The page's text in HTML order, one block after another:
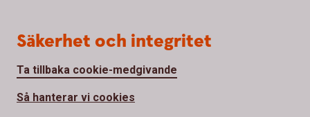
Säkerhet och integritet
Ta tillbaka cookie-medgivande
Så hanterar vi cookies